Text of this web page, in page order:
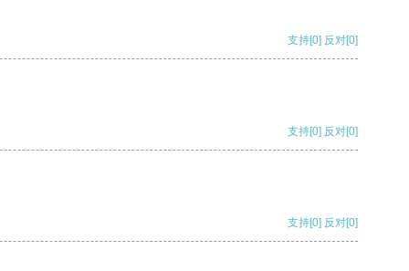
支持[0] 反对[0]
支持[0] 反对[0]
支持[0] 反对[0]